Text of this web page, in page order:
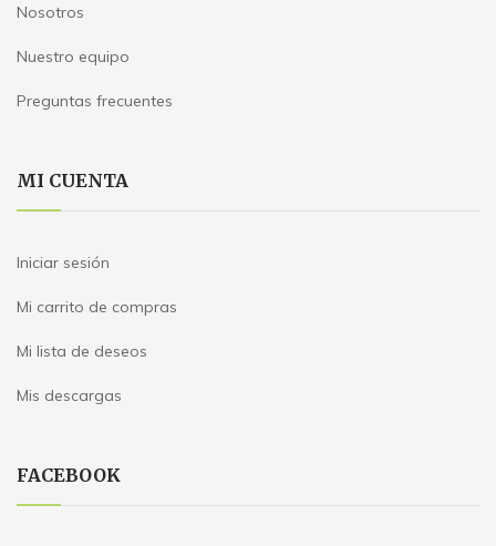
Nosotros
Nuestro equipo
Preguntas frecuentes
MI CUENTA
Iniciar sesión
Mi carrito de compras
Mi lista de deseos
Mis descargas
FACEBOOK